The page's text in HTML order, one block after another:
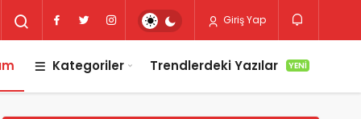
Giriş Yap
Kategoriler Trendlerdeki Yazılar YENI